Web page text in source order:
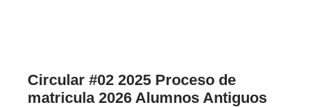
Circular #02 2025 Proceso de
matricula 2026 Alumnos Antiguos